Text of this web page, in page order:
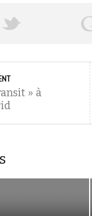
» à